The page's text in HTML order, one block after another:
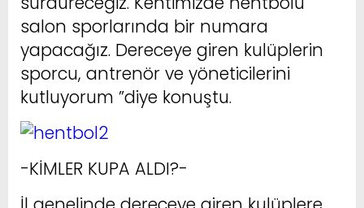
salon sporlarında bir numara
yapacağız. Dereceye giren kulüplerin
sporcu, antrenör ve yöneticilerini
kutluyorum ”diye konuştu.
-KİMLER KUPA ALDI?-